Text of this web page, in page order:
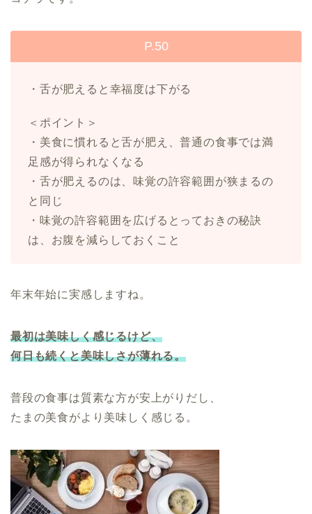
P.50
・舌が肥えると幸福度は下がる
＜ポイント＞
・美食に慣れると舌が肥え、普通の食事では満
足感が得られなくなる
・舌が肥えるのは、味覚の許容範囲が狭まるの
と同じ
・味覚の許容範囲を広げるとっておきの秘訣
は、お腹を減らしておくこと
年末年始に実感しますね。
最初は美味しく感じるけど、
何日も続くと美味しさが薄れる。
普段の食事は質素な方が安上がりだし、
たまの美食がより美味しく感じる。